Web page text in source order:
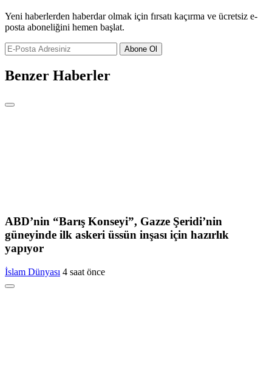
Yeni haberlerden haberdar olmak için fırsatı kaçırma ve ücretsiz e-
posta aboneliğini hemen başlat.
Abone Ol
Benzer Haberler
ABD’nin “Barış Konseyi”, Gazze Şeridi’nin
güneyinde ilk askeri üssün inşası için hazırlık
yapıyor
İslam Dünyası 4 saat önce